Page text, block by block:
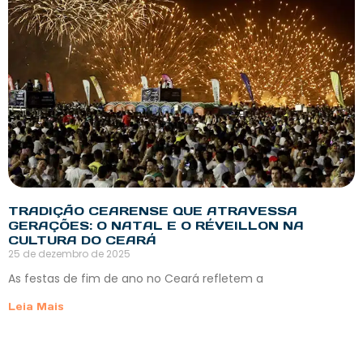
TRADIÇÃO CEARENSE QUE ATRAVESSA
GERAÇÕES: O NATAL E O RÉVEILLON NA
CULTURA DO CEARÁ
25 de dezembro de 2025
As festas de fim de ano no Ceará refletem a
Leia Mais